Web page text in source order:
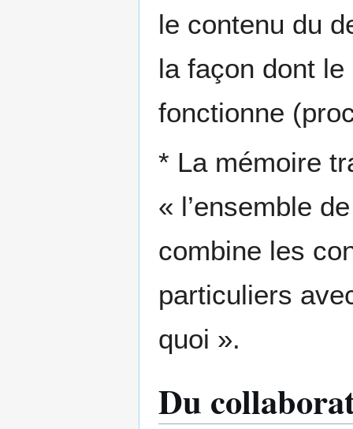
le contenu du
la façon dont
fonctionne
* La mémoire
« l’ensemble
combine les
particuliers
quoi ».
Du